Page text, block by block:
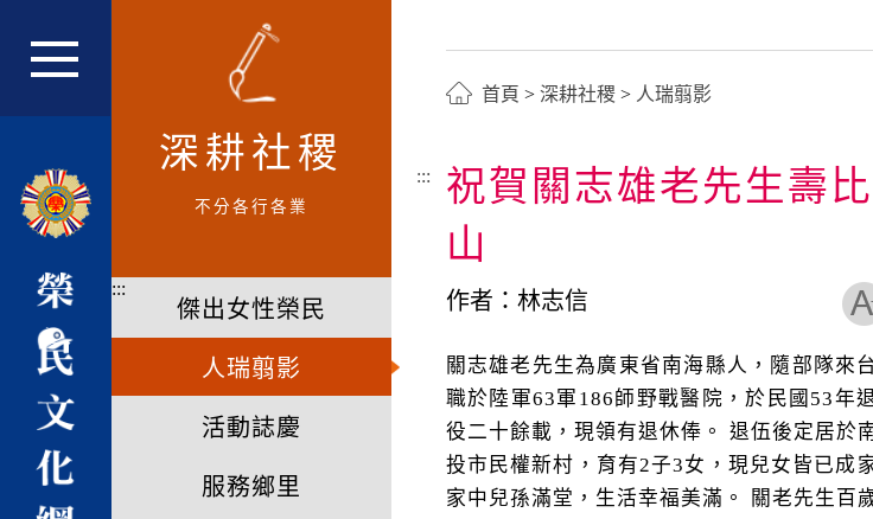
深耕社稷
不分各行各業
:::
傑出女性榮民
人瑞翦影
活動誌慶
服務鄉里
首頁 > 深耕社稷> 人瑞翦影
:::
祝賀關志雄老先生壽
山
作者：林志信
關志雄老先生為廣東省南海縣人，隨部隊來
職於陸軍63軍186師野戰醫院，於民國53年
役二十餘載，現領有退休俸。 退伍後定居於
投市民權新村，育有2子3女，現兒女皆已成
家中兒孫滿堂，生活幸福美滿。 關老先生百